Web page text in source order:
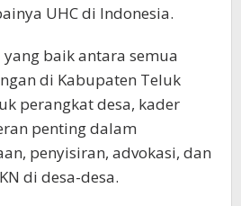
UHC di Indonesia.
baik antara semua
di Kabupaten Teluk
perangkat desa, kader
penting dalam
penyisiran, advokasi, dan
di desa-desa.